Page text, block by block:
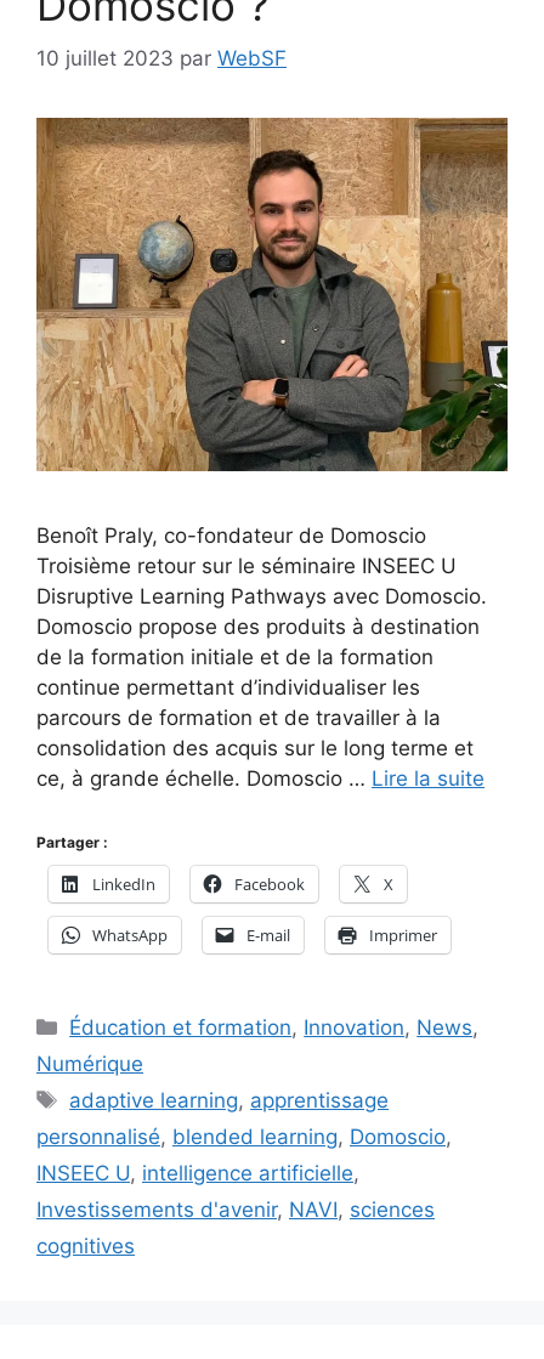
10 juillet 2023 par WebSF
Benoît Praly, co-fondateur de Domoscio
Troisième retour sur le séminaire INSEEC U
Disruptive Learning Pathways avec Domoscio.
Domoscio propose des produits à destination
de la formation initiale et de la formation
continue permettant d’individualiser les
parcours de formation et de travailler à la
consolidation des acquis sur le long terme et
ce, à grande échelle. Domoscio … Lire la suite
Partager :
LinkedIn Facebook X
WhatsApp E-mail Imprimer
Catégories
Éducation et formation, Innovation, News,
Numérique
Étiquettes
adaptive learning, apprentissage
personnalisé, blended learning, Domoscio,
INSEEC U, intelligence artificielle,
Investissements d'avenir, NAVI, sciences
cognitives